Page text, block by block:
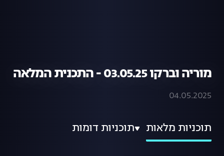
מוריה וברקו 03.05.25 - התכנית המלאה
04.05.2025
תוכניות מלאות תוכניות דומות